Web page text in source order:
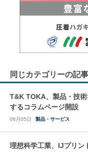
同じカテゴリーの記事
T&K TOKA、製品・技
するコラムページ開設
08月05日 製品・サービス
理想科学工業、IJプリン